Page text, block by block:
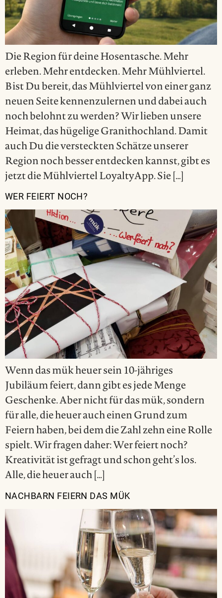
Die Region für deine Hosentasche. Mehr
erleben. Mehr entdecken. Mehr Mühlviertel.
Bist Du bereit, das Mühlviertel von einer ganz
neuen Seite kennenzulernen und dabei auch
noch belohnt zu werden? Wir lieben unsere
Heimat, das hügelige Granithochland. Damit
auch Du die versteckten Schätze unserer
Region noch besser entdecken kannst, gibt es
jetzt die Mühlviertel LoyaltyApp. Sie […]
WER FEIERT NOCH?
Wenn das mük heuer sein 10-jähriges
Jubiläum feiert, dann gibt es jede Menge
Geschenke. Aber nicht für das mük, sondern
für alle, die heuer auch einen Grund zum
Feiern haben, bei dem die Zahl zehn eine Rolle
spielt. Wir fragen daher: Wer feiert noch?
Kreativität ist gefragt und schon geht’s los.
Alle, die heuer auch […]
NACHBARN FEIERN DAS MÜK